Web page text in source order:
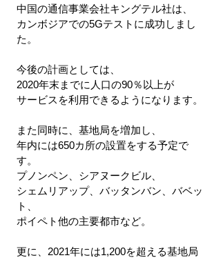
中国の通信事業会社キングテル社は、
カンボジアでの5Gテストに成功しまし
た。
今後の計画としては、
2020年末までに人口の90％以上が
サービスを利用できるようになります。
また同時に、基地局を増加し、
年内には650カ所の設置をする予定で
す。
プノンペン、シアヌークビル、
シェムリアップ、バッタンバン、バベッ
ト、
ポイペト他の主要都市など。
更に、2021年には1,200を超える基地局